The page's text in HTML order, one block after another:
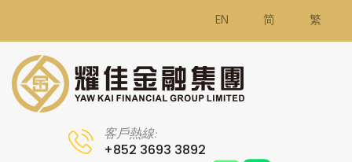
EN 简 繁
客戶熱線:
+852 3693 3892